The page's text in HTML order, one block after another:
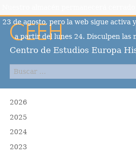
Centro de Estudios Europa
2026
2025
2024
2023
Nuestro almacén permanecerá cerrado
23 de agosto, pero la web sigue activa
a partir del lunes 24. Disculpen las